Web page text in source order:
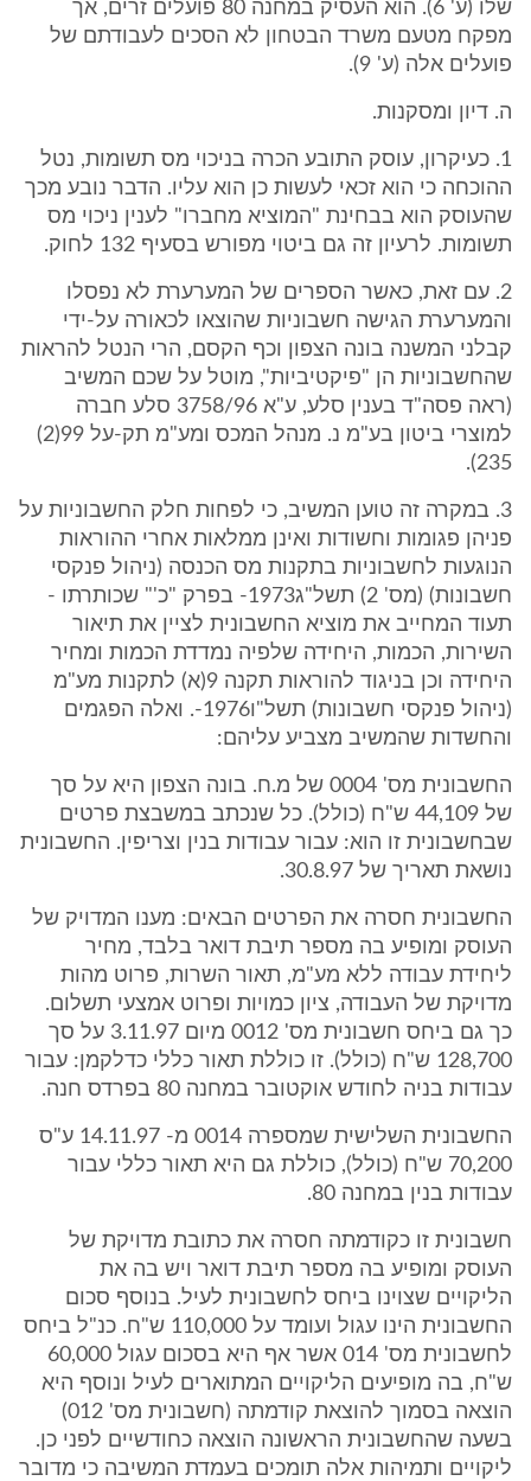
שלו (ע' 6). הוא העסיק במחנה 80 פועלים זרים, אך
מפקח מטעם משרד הבטחון לא הסכים לעבודתם של
פועלים אלה (ע' 9).
ה. דיון ומסקנות.
1. כעיקרון, עוסק התובע הכרה בניכוי מס תשומות, נטל
ההוכחה כי הוא זכאי לעשות כן הוא עליו. הדבר נובע מכך
שהעוסק הוא בבחינת "המוציא מחברו" לענין ניכוי מס
תשומות. לרעיון זה גם ביטוי מפורש בסעיף 132 לחוק.
2. עם זאת, כאשר הספרים של המערערת לא נפסלו
והמערערת הגישה חשבוניות שהוצאו לכאורה על-ידי
קבלני המשנה בונה הצפון וכף הקסם, הרי הנטל להראות
שהחשבוניות הן "פיקטיביות", מוטל על שכם המשיב
(ראה פסה"ד בענין סלע, ע"א 3758/96 סלע חברה
למוצרי ביטון בע"מ נ. מנהל המכס ומע"מ תק-על 99(2)
235).
3. במקרה זה טוען המשיב, כי לפחות חלק החשבוניות על
פניהן פגומות וחשודות ואינן ממלאות אחרי ההוראות
הנוגעות לחשבוניות בתקנות מס הכנסה (ניהול פנקסי
חשבונות) (מס' 2) תשל"ג1973- בפרק "כ'" שכותרתו -
תעוד המחייב את מוציא החשבונית לציין את תיאור
השירות, הכמות, היחידה שלפיה נמדדת הכמות ומחיר
היחידה וכן בניגוד להוראות תקנה 9(א) לתקנות מע"מ
(ניהול פנקסי חשבונות) תשל"ו1976-. ואלה הפגמים
והחשדות שהמשיב מצביע עליהם:
החשבונית מס' 0004 של מ.ח. בונה הצפון היא על סך
של 44,109 ש"ח (כולל). כל שנכתב במשבצת פרטים
שבחשבונית זו הוא: עבור עבודות בנין וצריפין. החשבונית
נושאת תאריך של 30.8.97.
החשבונית חסרה את הפרטים הבאים: מענו המדויק של
העוסק ומופיע בה מספר תיבת דואר בלבד, מחיר
ליחידת עבודה ללא מע"מ, תאור השרות, פרוט מהות
מדויקת של העבודה, ציון כמויות ופרוט אמצעי תשלום.
כך גם ביחס חשבונית מס' 0012 מיום 3.11.97 על סך
128,700 ש"ח (כולל). זו כוללת תאור כללי כדלקמן: עבור
עבודות בניה לחודש אוקטובר במחנה 80 בפרדס חנה.
החשבונית השלישית שמספרה 0014 מ- 14.11.97 ע"ס
70,200 ש"ח (כולל), כוללת גם היא תאור כללי עבור
עבודות בנין במחנה 80.
חשבונית זו כקודמתה חסרה את כתובת מדויקת של
העוסק ומופיע בה מספר תיבת דואר ויש בה את
הליקויים שצוינו ביחס לחשבונית לעיל. בנוסף סכום
החשבונית הינו עגול ועומד על 110,000 ש"ח. כנ"ל ביחס
לחשבונית מס' 014 אשר אף היא בסכום עגול 60,000
ש"ח, בה מופיעים הליקויים המתוארים לעיל ונוסף היא
הוצאה בסמוך להוצאת קודמתה (חשבונית מס' 012)
בשעה שהחשבונית הראשונה הוצאה כחודשיים לפני כן.
ליקויים ותמיהות אלה תומכים בעמדת המשיבה כי מדובר